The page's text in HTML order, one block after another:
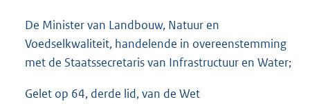
9
K
b
De Minister van Landbouw, Natuur en
Voedselkwaliteit, handelende in overeenstemming
met de Staatssecretaris van Infrastructuur en Water;
Gelet op 64, derde lid, van de Wet